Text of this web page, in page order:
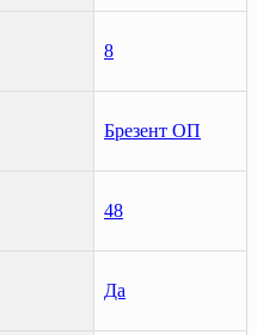
8
Брезент ОП
48
Да